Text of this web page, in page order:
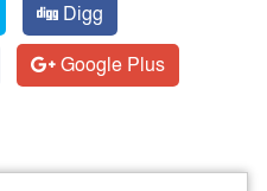
Digg
Google Plus